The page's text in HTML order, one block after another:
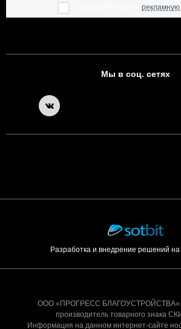
рекламную
Мы в соц. сетях
Разработка и внедрение решений
ООО «ПРОГРЕСС БЛАГОУСТРОЙСТВА».
производитель товарного знака
Информация на данном интернет-сайте